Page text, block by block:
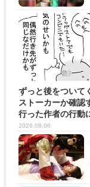
ずっと後をついて
ストーカーか確認
行った作者の行動
の...
2026.08.06